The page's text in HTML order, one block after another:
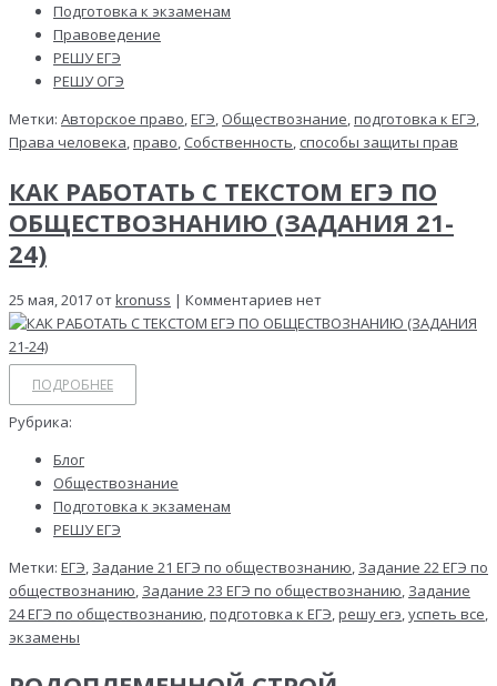
Подготовка к экзаменам
Правоведение
РЕШУ ЕГЭ
РЕШУ ОГЭ
Метки: Авторское право,ЕГЭ, Обществознание,подготовка к ЕГЭ,
Права человека,право, Собственность, способы защиты прав
КАК РАБОТАТЬ С ТЕКСТОМ ЕГЭ ПО
ОБЩЕСТВОЗНАНИЮ (ЗАДАНИЯ 21-
24)
25 мая, 2017 отkronuss | Комментариев нет
ПОДРОБНЕЕ
Рубрика:
Блог
Обществознание
Подготовка к экзаменам
РЕШУ ЕГЭ
Метки: ЕГЭ, Задание 21 ЕГЭ по обществознанию, Задание 22 ЕГЭ по
обществознанию, Задание 23 ЕГЭ по обществознанию, Задание
24 ЕГЭ по обществознанию,подготовка к ЕГЭ,решу егэ,успеть все,
экзамены